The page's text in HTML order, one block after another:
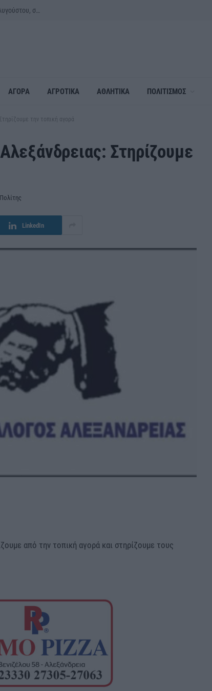
ΑΓΟΡΑ ΑΓΡΟΤΙΚΑ ΑΘΛΗΤΙΚΑ ΠΟΛΙΤΙΣΜΟΣ
την τοπική αγορά
Στηρίζουμε
LinkedIn
από την τοπική αγορά και στηρίζουμε τους